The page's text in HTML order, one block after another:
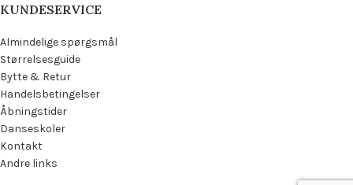
KUNDESERVICE
Almindelige spørgsmål
Størrelsesguide
Bytte & Retur
Handelsbetingelser
Åbningstider
Danseskoler
Kontakt
Andre links